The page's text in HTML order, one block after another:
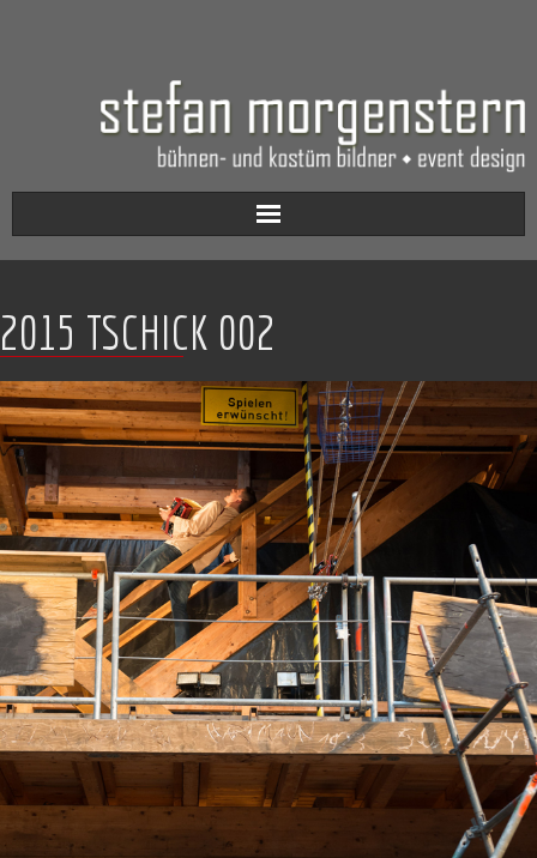
Aktuell
Werkverzeichnis
Biografie
Kontakt
2015 TSCHICK 002